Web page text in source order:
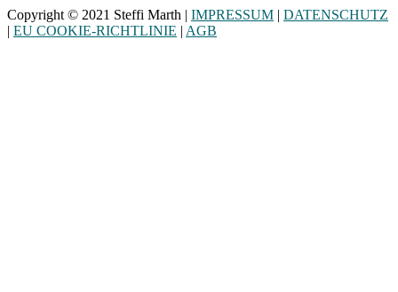
Copyright © 2021 Steffi Marth | IMPRESSUM | DATENSCHUTZ
| EU COOKIE-RICHTLINIE | AGB